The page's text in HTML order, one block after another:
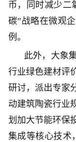
币，同时减少二
碳”战略在微观
例。
此外，大象
行业绿色建材评
研讨，派出专家
动建筑陶瓷行业
划加大节能环保
集成等核心技术